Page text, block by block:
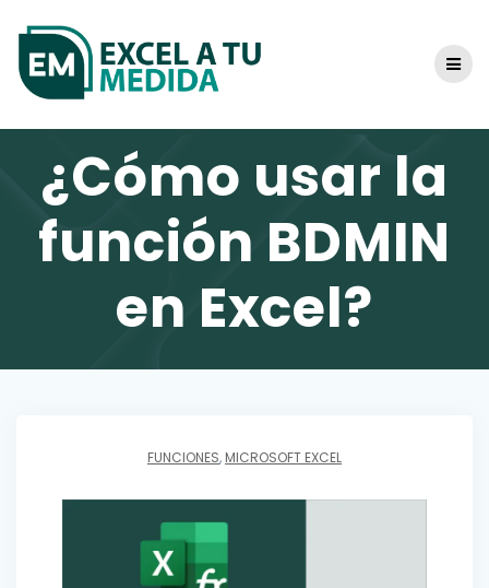
content
¿Cómo usar la
función BDMIN
en Excel?
FUNCIONES, MICROSOFT EXCEL